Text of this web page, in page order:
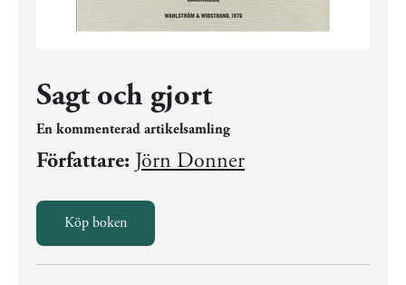
Sagt och gjort
En kommenterad artikelsamling
Författare: Jörn Donner
Köp boken